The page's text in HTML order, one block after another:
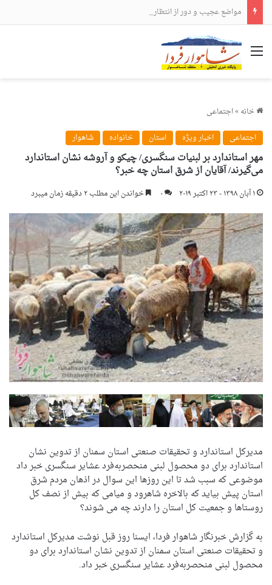
مواضع عجیب و دور از انتظار علی لاریجانی
منو
خانه»اجتماعی
اجتماعی
اخبار ویژه استان خانواده شاهوار
مهر استاندارد بر لبنیات سنگسری/ چیکو و آروشه نشان استاندارد
می‌گیرند/ آقایان از شرق استان چه خبر؟
۱ آبان ۱۳۹۸ - ۲۳ اکتبر ۲۰۱۹ ۰ خواندن این مطلب ۲ دقیقه زمان میبرد
مدیرکل استاندارد و تحقیقات صنعتی استان سمنان از تدوین نشان
استاندارد برای دو محصول لبنی منحصربه‌فرد عشایر سنگسری خبر داد
موضوعی که سبب شد تا این روزها این سوال در اذهان مردم شرق
استان پیش بیاید که بالاخره شاهرود و میامی که بیش از نصف کل
روستاها و جمعیت کل استان را دارند چه می شوند؟
به گزارش خبرنگار شاهوار فردا، ایسنا روز قبل نوشت مدیرکل استاندارد
و تحقیقات صنعتی استان سمنان از تدوین نشان استاندارد برای دو
محصول لبنی منحصربه‌فرد عشایر سنگسری خبر داد.